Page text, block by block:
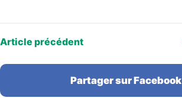
Article précédent
Partager sur Facebook